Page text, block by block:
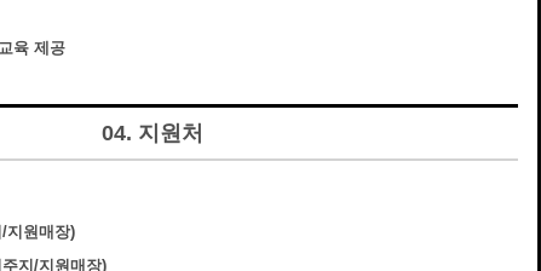
육 제공
04. 지원처
지원매장)
지/지원매장)